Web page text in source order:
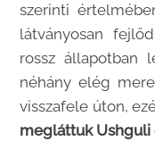
szerinti
látványosan
rossz állapotban
néhány elég
visszafele úton,
megláttuk Ushguli